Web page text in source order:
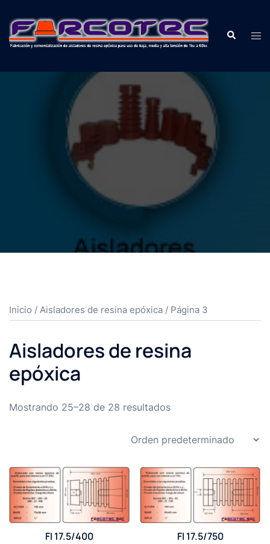
Inicio / Aisladores de resina epóxica / Página 3
Aisladores de resina
epóxica
Mostrando 25–28 de 28 resultados
FI 17.5/400 FI 17.5/750